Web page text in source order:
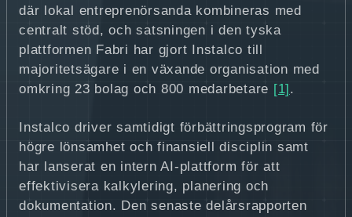
där lokal entreprenörsanda kombineras med
centralt stöd, och satsningen i den tyska
plattformen Fabri har gjort Instalco till
majoritetsägare i en växande organisation med
omkring 23 bolag och 800 medarbetare [1] .
Instalco driver samtidigt förbättringsprogram för
högre lönsamhet och finansiell disciplin samt
har lanserat en intern AI-plattform för att
effektivisera kalkylering, planering och
dokumentation. Den senaste delårsrapporten